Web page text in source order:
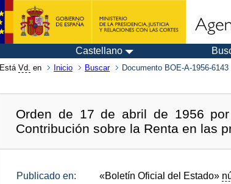
Castellano
Está Vd. en Inicio Buscar Documento BOE-A-1956-6143
Orden de 17 de abril de 1956
Contribución sobre la Renta en las
Publicado en: «Boletín Oficial del Estado»